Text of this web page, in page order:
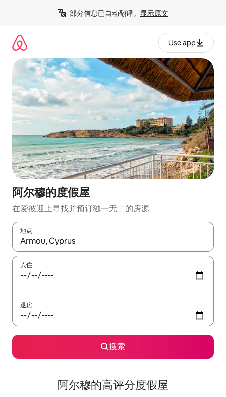
部分信息已自动翻译。 显示原文
Use app
阿尔穆的度假屋
在爱彼迎上寻找并预订独一无二的房源
地点
如有搜索结果，请使用上下方向键查看，或通过点击或滑动手势
入住
退房
搜索
阿尔穆的高评分度假屋